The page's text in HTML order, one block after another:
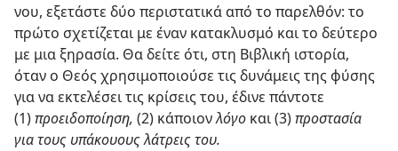
νου, εξετάστε δύο περιστατικά από το παρελθόν: το
πρώτο σχετίζεται με έναν κατακλυσμό και το δεύτερο
με μια ξηρασία. Θα δείτε ότι, στη Βιβλική ιστορία,
όταν ο Θεός χρησιμοποιούσε τις δυνάμεις της φύσης
για να εκτελέσει τις κρίσεις του, έδινε πάντοτε
(1)προειδοποίηση, (2) κάποιονλόγο και (3)προστασία
για τους υπάκουους λάτρεις του.